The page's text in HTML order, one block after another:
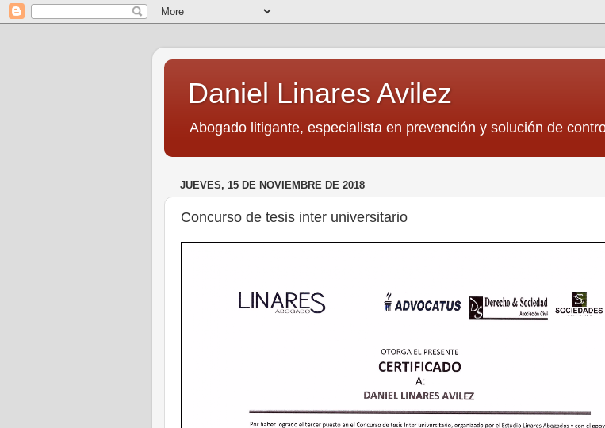
Daniel Linares Avilez
Abogado litigante, especialista en prevención y solución de
JUEVES, 15 DE NOVIEMBRE DE 2018
Concurso de tesis inter universitario